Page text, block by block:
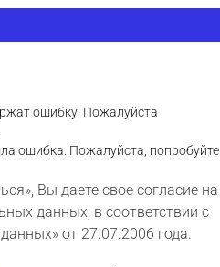
ошибку. Пожалуйста
ошибка. Пожалуйста, попробуйте
Вы даете свое согласие на
данных, в соответствии с
от 27.07.2006 года.